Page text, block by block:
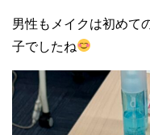
男性もメイクは初めて
子でしたね